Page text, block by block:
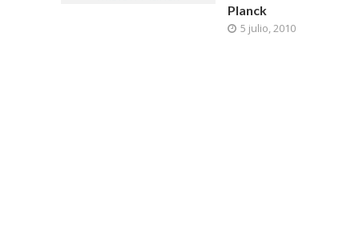
Planck
5 julio, 2010